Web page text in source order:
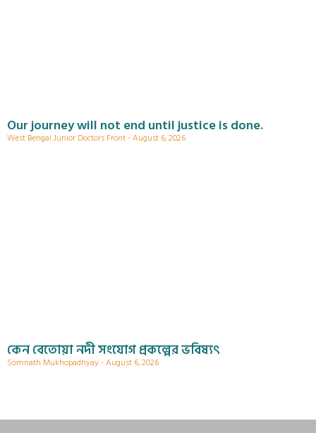
Our journey will not end until justice is done.
West Bengal Junior Doctors Front August 6, 2026
কেন বেতোয়া নদী সংযোগ প্রকল্পের ভবিষ্যৎ
Somnath Mukhopadhyay August 6, 2026